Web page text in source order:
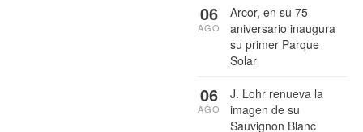
Arcor, en su 75
aniversario inaugura
su primer Parque
Solar
06
AGO
J. Lohr renueva la
imagen de su
Sauvignon Blanc
06
AGO